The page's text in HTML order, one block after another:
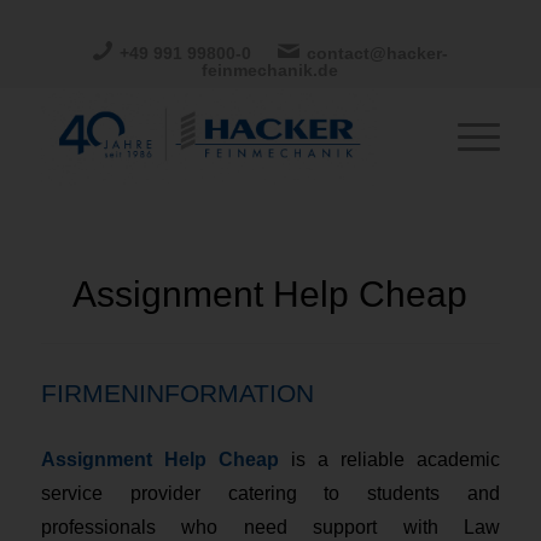
Assignment Help Cheap
FIRMENINFORMATION
Assignment Help Cheap is a reliable academic
service provider catering to students and
professionals who need support with Law